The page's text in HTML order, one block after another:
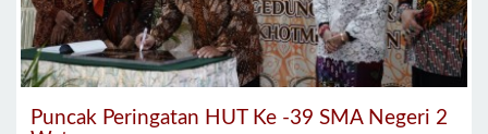
Puncak Peringatan HUT Ke -39 SMA Negeri 2